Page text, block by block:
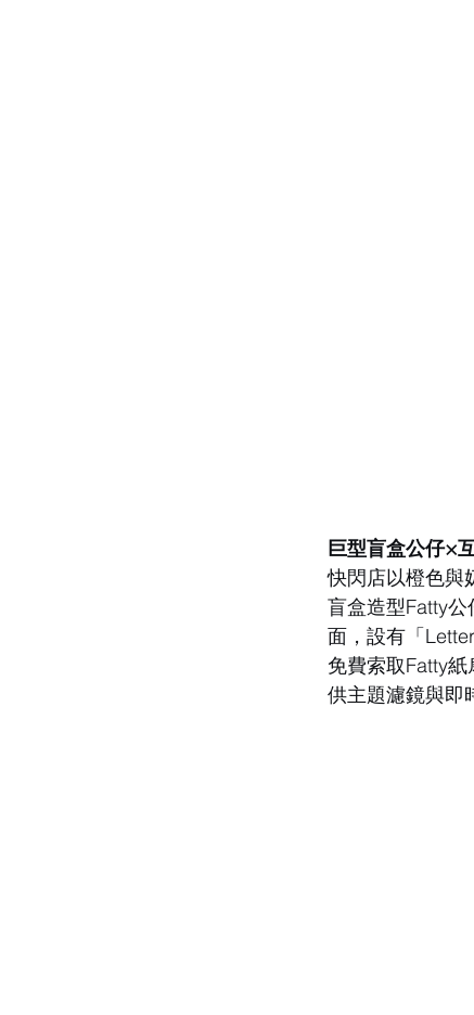
巨型盲盒公仔×
快閃店以橙色與
盲盒造型Fatty
面，設有「
免費索取Fatty
供主題濾鏡與即